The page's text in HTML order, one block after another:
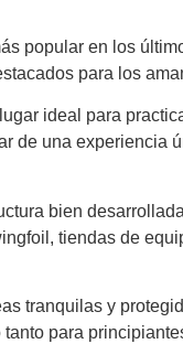
popular en los
para los
ideal para
de una experiencia
bien
tiendas de
tranquilas y
para